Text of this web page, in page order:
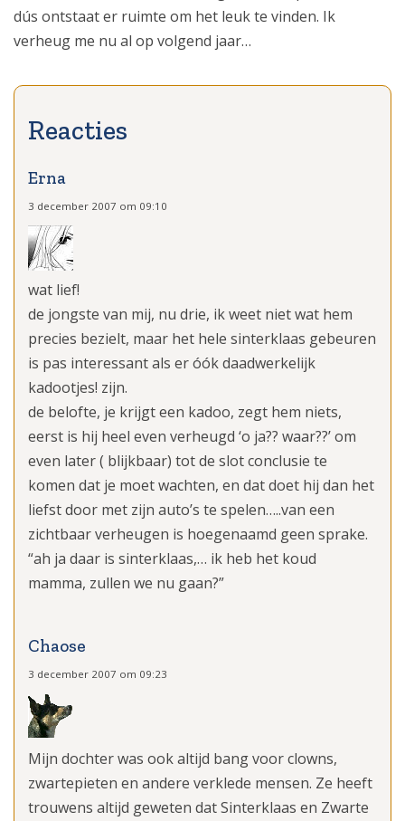
dús ontstaat er ruimte om het leuk te vinden. Ik
verheug me nu al op volgend jaar…
Erna
3 december 2007 om 09:10
wat lief!
de jongste van mij, nu drie, ik weet niet wat hem
precies bezielt, maar het hele sinterklaas gebeuren
is pas interessant als er óók daadwerkelijk
kadootjes! zijn.
de belofte, je krijgt een kadoo, zegt hem niets,
eerst is hij heel even verheugd ‘o ja?? waar??’ om
even later ( blijkbaar) tot de slot conclusie te
komen dat je moet wachten, en dat doet hij dan het
liefst door met zijn auto’s te spelen…..van een
zichtbaar verheugen is hoegenaamd geen sprake.
“ah ja daar is sinterklaas,… ik heb het koud
mamma, zullen we nu gaan?”
Chaose
3 december 2007 om 09:23
Mijn dochter was ook altijd bang voor clowns,
zwartepieten en andere verklede mensen. Ze heeft
trouwens altijd geweten dat Sinterklaas en Zwarte